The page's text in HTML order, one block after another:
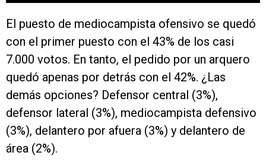
El puesto de mediocampista ofensivo se quedó
con el primer puesto con el 43% de los casi
7.000 votos. En tanto, el pedido por un arquero
quedó apenas por detrás con el 42%. ¿Las
demás opciones? Defensor central (3%),
defensor lateral (3%), mediocampista defensivo
(3%), delantero por afuera (3%) y delantero de
área (2%).